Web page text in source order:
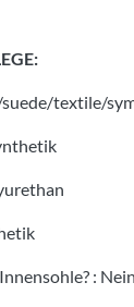
textile/
: Nein